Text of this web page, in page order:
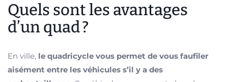
Quels sont les avantages
d’un quad ?
En ville, le quadricycle vous permet de vous faufiler
aisément entre les véhicules s’il y a des